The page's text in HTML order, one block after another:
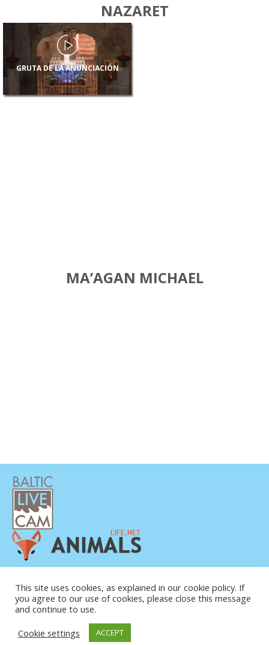
NAZARET
GRUTA DE LA ANUNCIACIÓN
MA’AGAN MICHAEL
CONTACTO
SOBRE NOSOTROS
© COPYRIGHT 2015-2026. BALTIC LIVE CAM
This site uses cookies, as explained in our cookie policy. If
you agree to our use of cookies, please close this message
and continue to use.
Cookie settings
ACCEPT